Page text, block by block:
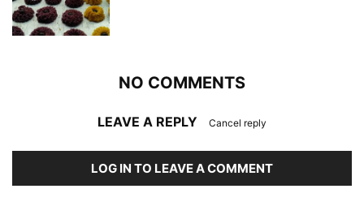
NO COMMENTS
LEAVE A REPLY Cancel reply
LOG IN TO LEAVE A COMMENT